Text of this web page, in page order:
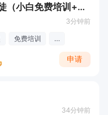
L头疗/艾灸/美容师/学徒（小白免费培训+早9晚5+宝妈班就近分配）
3分钟前
免费培训 ...
申请
34分钟前